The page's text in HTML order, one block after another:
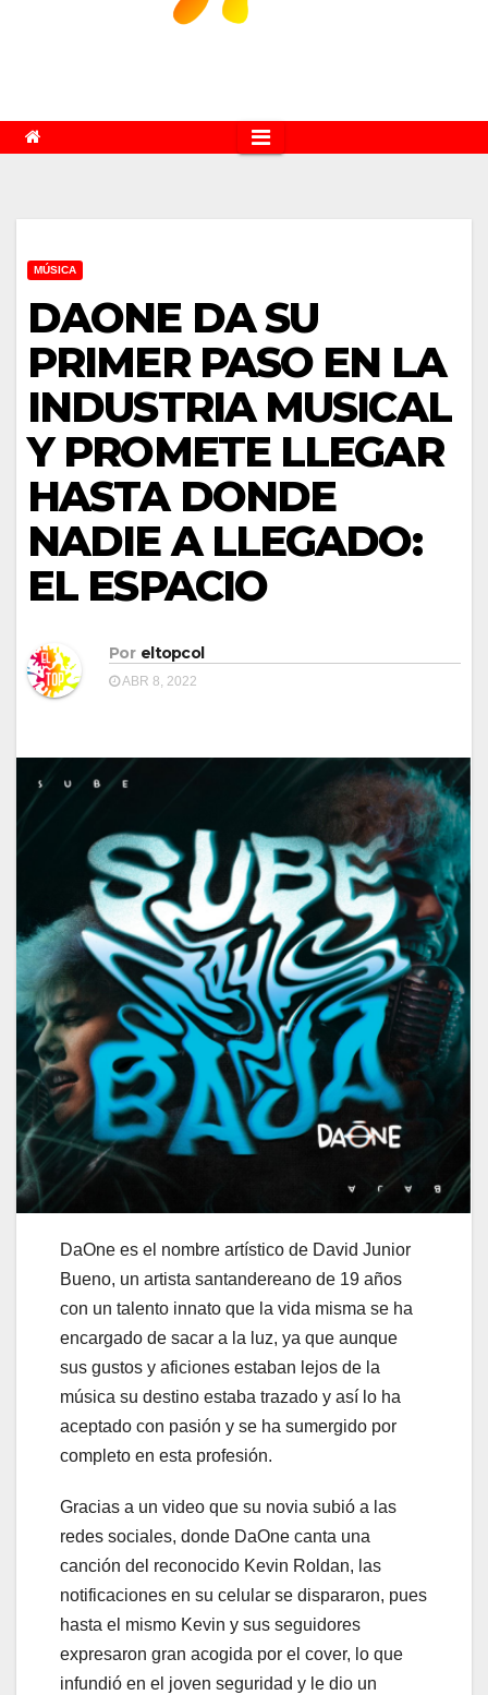
MÚSICA
DAONE DA SU
PRIMER PASO EN LA
INDUSTRIA MUSICAL
Y PROMETE LLEGAR
HASTA DONDE
NADIE A LLEGADO:
EL ESPACIO
Por eltopcol
ABR 8, 2022
DaOne es el nombre artístico de David Junior
Bueno, un artista santandereano de 19 años
con un talento innato que la vida misma se ha
encargado de sacar a la luz, ya que aunque
sus gustos y aficiones estaban lejos de la
música su destino estaba trazado y así lo ha
aceptado con pasión y se ha sumergido por
completo en esta profesión.
Gracias a un video que su novia subió a las
redes sociales, donde DaOne canta una
canción del reconocido Kevin Roldan, las
notificaciones en su celular se dispararon, pues
hasta el mismo Kevin y sus seguidores
expresaron gran acogida por el cover, lo que
infundió en el joven seguridad y le dio un